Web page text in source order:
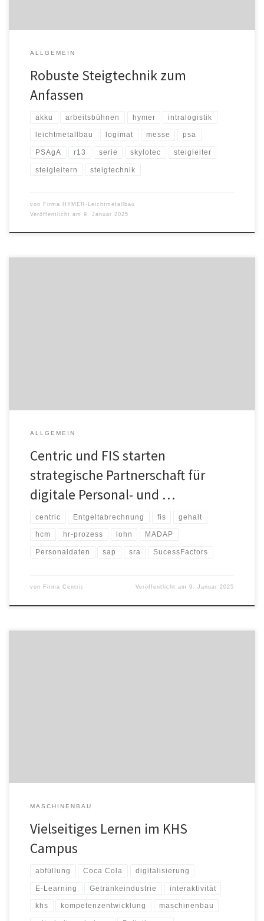
ALLGEMEIN
Robuste Steigtechnik zum
Anfassen
akku arbeitsbühnen hymer intralogistik
leichtmetallbau logimat messe psa
PSAgA r13 serie skylotec steigleiter
steigleitern steigtechnik
von Firma HYMER-Leichtmetallbau
Veröffentlicht am 9. Januar 2025
ALLGEMEIN
Centric und FIS starten
strategische Partnerschaft für
digitale Personal- und …
centric Entgeltabrechnung fis gehalt
hcm hr-prozess lohn MADAP
Personaldaten sap sra SucessFactors
von Firma Centric Veröffentlicht am9. Januar 2025
MASCHINENBAU
Vielseitiges Lernen im KHS
Campus
abfüllung Coca Cola digitalisierung
E-Learning Getränkeindustrie interaktivität
khs kompetenzentwicklung maschinenbau